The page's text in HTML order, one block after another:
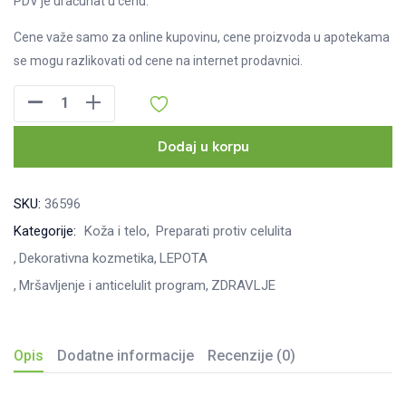
Cene važe samo za online kupovinu, cene proizvoda u apotekama
se mogu razlikovati od cene na internet prodavnici.
Thiomucase
Forte
krem
Dodaj u korpu
SKU: 36596
Kategorije: Koža i telo
Preparati protiv celulita
Dekorativna kozmetika LEPOTA
Mršavljenje i anticelulit program ZDRAVLJE
Opis Dodatne informacije Recenzije (0)